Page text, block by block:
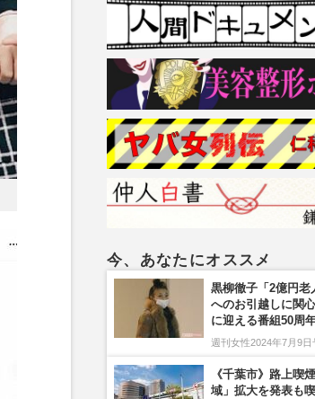
今、あなたにオススメ
黒柳徹子「2億円老
へのお引越しに関
に迎える番組50周
週刊女性2024年7月9日
《千葉市》路上喫
域」拡大を発表も